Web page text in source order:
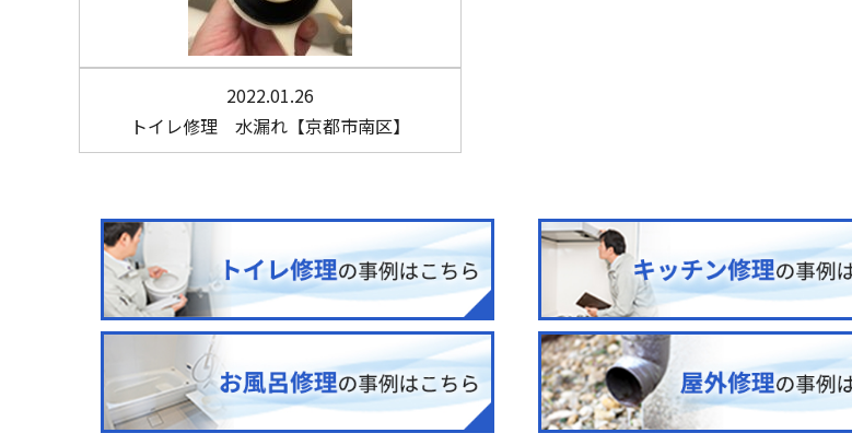
2022.01.26
トイレ修理 水漏れ【京都市南区】